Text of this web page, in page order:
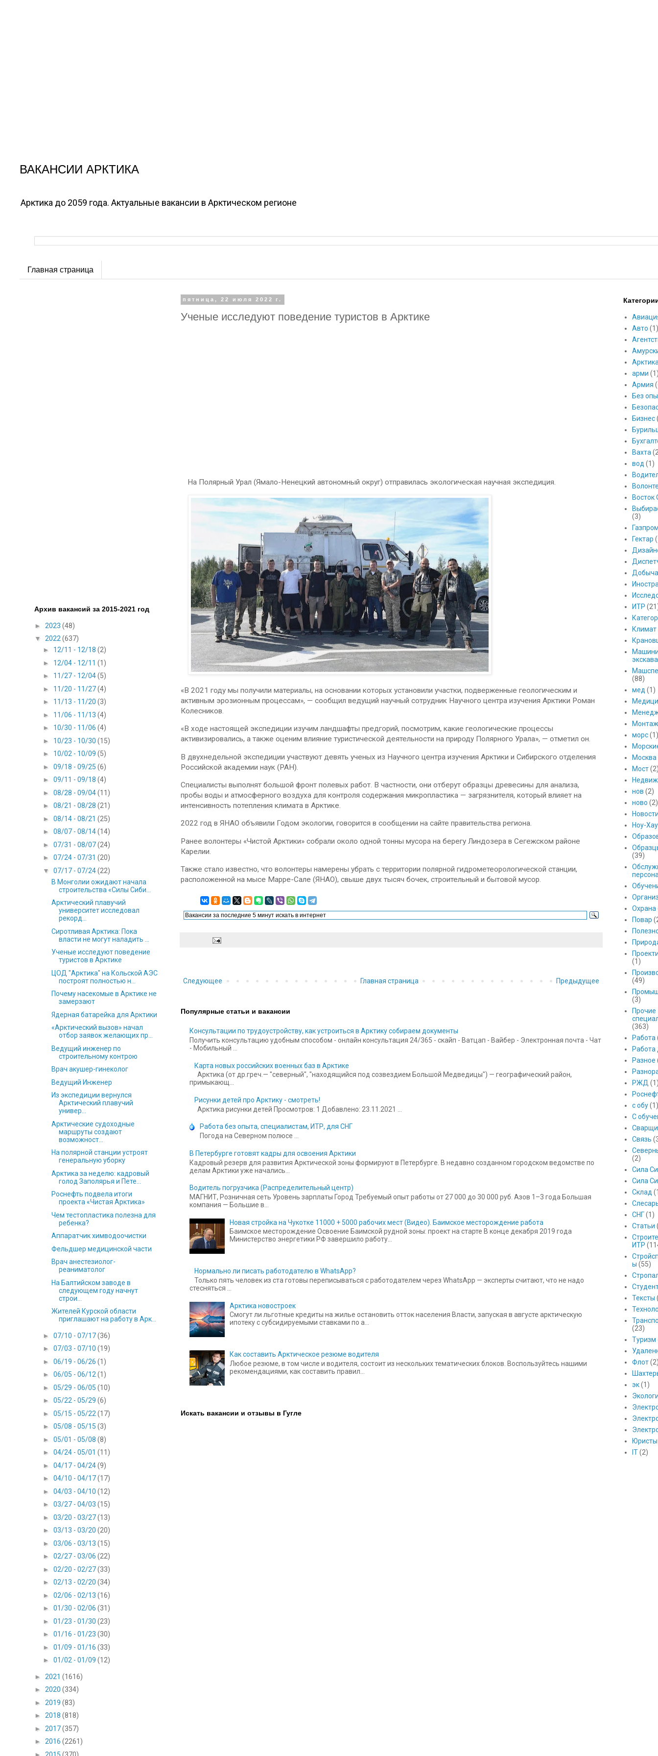
ВАКАНСИИ АРКТИКА
Арктика до 2059 года. Актуальные вакансии в Арктическом регионе
Главная страница
пятница, 22 июля 2022 г.
Ученые исследуют поведение туристов в Арктике
На Полярный Урал (Ямало-Ненецкий автономный округ) отправилась экологическая научная экспедиция.
«В 2021 году мы получили материалы, на основании которых установили участки, подверженные геологическим и
активным эрозионным процессам», — сообщил ведущий научный сотрудник Научного центра изучения Арктики Роман
Колесников.
«В ходе настоящей экспедиции изучим ландшафты предгорий, посмотрим, какие геологические процессы
активизировались, а также оценим влияние туристической деятельности на природу Полярного Урала», — отметил он.
В двухнедельной экспедиции участвуют девять ученых из Научного центра изучения Арктики и Сибирского отделения
Российской академии наук (РАН).
Специалисты выполнят большой фронт полевых работ. В частности, они отберут образцы древесины для анализа,
пробы воды и атмосферного воздуха для контроля содержания микропластика — загрязнителя, который влияет на
интенсивность потепления климата в Арктике.
2022 год в ЯНАО объявили Годом экологии, говорится в сообщении на сайте правительства региона.
Ранее волонтеры «Чистой Арктики» собрали около одной тонны мусора на берегу Линдозера в Сегежском районе
Карелии.
Также стало известно, что волонтеры намерены убрать с территории полярной гидрометеорологической станции,
расположенной на мысе Марре-Сале (ЯНАО), свыше двух тысяч бочек, строительный и бытовой мусор.
Следующее Предыдущее
Главная страница
Популярные статьи и вакансии
Консультации по трудоустройству, как устроиться в Арктику собираем документы
Получить консультацию удобным способом - онлайн консультация 24/365 - скайп - Ватцап - Вайбер - Электронная почта - Чат
- Мобильный ...
Карта новых российских военных баз в Арктике
Арктика (от др.греч.— "северный", "находящийся под созвездием Большой Медведицы") — географический район,
примыкающ...
Рисунки детей про Арктику - смотреть!
Арктика рисунки детей Просмотров: 1 Добавлено: 23.11.2021 ...
Работа без опыта, специалистам, ИТР, для СНГ
Погода на Северном полюсе ...
В Петербурге готовят кадры для освоения Арктики
Кадровый резерв для развития Арктической зоны формируют в Петербурге. В недавно созданном городском ведомстве по
делам Арктики уже начались...
Водитель погрузчика (Распределительный центр)
МАГНИТ, Розничная сеть Уровень зарплаты Город Требуемый опыт работы от 27 000 до 30 000 руб. Азов 1–3 года Большая
компания — Большие в...
Новая стройка на Чукотке 11000 + 5000 рабочих мест (Видео). Баимское месторождение работа
Баимское месторождение Освоение Баимской рудной зоны: проект на старте В конце декабря 2019 года
Министерство энергетики РФ завершило работу...
Нормально ли писать работодателю в WhatsApp?
Только пять человек из ста готовы переписываться с работодателем через WhatsApp — эксперты считают, что не надо
стесняться ...
Арктика новостроек
Смогут ли льготные кредиты на жилье остановить отток населения Власти, запуская в августе арктическую
ипотеку с субсидируемыми ставками по а...
Как составить Арктическое резюме водителя
Любое резюме, в том числе и водителя, состоит из нескольких тематических блоков. Воспользуйтесь нашими
рекомендациями, как составить правил...
Искать вакансии и отзывы в Гугле
Архив вакансий за 2015-2021 год
► 2023 (48)
▼ 2022 (637)
► 12/11 - 12/18 (2)
► 12/04 - 12/11 (1)
► 11/27 - 12/04(5)
► 11/20 - 11/27(4)
► 11/13 - 11/20 (3)
► 11/06 - 11/13 (4)
► 10/30 - 11/06 (4)
► 10/23 - 10/30 (15)
► 10/02 - 10/09 (5)
► 09/18 - 09/25 (6)
► 09/11 - 09/18 (4)
► 08/28 - 09/04(11)
► 08/21 - 08/28 (21)
► 08/14 - 08/21 (25)
► 08/07 - 08/14(14)
► 07/31 - 08/07(24)
► 07/24 - 07/31 (20)
▼ 07/17 - 07/24(22)
В Монголии ожидают начала
строительства «Силы Сиби...
Арктический плавучий
университет исследовал
рекорд...
Сиротливая Арктика: Пока
власти не могут наладить ...
Ученые исследуют поведение
туристов в Арктике
ЦОД "Арктика" на Кольской АЭС
построят полностью н...
Почему насекомые в Арктике не
замерзают
Ядерная батарейка для Арктики
«Арктический вызов» начал
отбор заявок желающих пр...
Ведущий инженер по
строительному контрою
Врач акушер-гинеколог
Ведущий Инженер
Из экспедиции вернулся
Арктический плавучий
универ...
Арктические судоходные
маршруты создают
возможност...
На полярной станции устроят
генеральную уборку
Арктика за неделю: кадровый
голод Заполярья и Пете...
Роснефть подвела итоги
проекта «Чистая Арктика»
Чем тестопластика полезна для
ребенка?
Аппаратчик химводоочистки
Фельдшер медицинской части
Врач анестезиолог-
реаниматолог
На Балтийском заводе в
следующем году начнут
строи...
Жителей Курской области
приглашают на работу в Арк...
► 07/10 - 07/17(36)
► 07/03 - 07/10 (19)
► 06/19 - 06/26 (1)
► 06/05 - 06/12 (1)
► 05/29 - 06/05 (10)
► 05/22 - 05/29 (6)
► 05/15 - 05/22 (17)
► 05/08 - 05/15 (3)
► 05/01 - 05/08 (8)
► 04/24 - 05/01 (11)
► 04/17 - 04/24(9)
► 04/10 - 04/17(17)
► 04/03 - 04/10 (12)
► 03/27 - 04/03 (15)
► 03/20 - 03/27(13)
► 03/13 - 03/20 (20)
► 03/06 - 03/13 (15)
► 02/27 - 03/06 (22)
► 02/20 - 02/27(33)
► 02/13 - 02/20 (34)
► 02/06 - 02/13 (16)
► 01/30 - 02/06 (31)
► 01/23 - 01/30 (23)
► 01/16 - 01/23 (30)
► 01/09 - 01/16 (33)
► 01/02 - 01/09 (12)
► 2021 (1616)
► 2020 (334)
► 2019 (83)
► 2018 (818)
► 2017(357)
► 2016 (2261)
► 2015 (370)
Авто (1)
арми
Армия
Без
Бизнес
Вахта
вод (1)
Восток
(3)
Гектар
Добыча
ИТР
Климат
(88)
мед (1)
морс (1)
Москва
Мост
нов (2)
ново (2)
Ноу-Хау
(39)
Охрана
Повар
(1)
(49)
(3)
Прочие
(363)
Работа
Работа
Разное
РЖД
с обу (1)
С
Связь
(2)
Сила
Сила
Склад
СНГ (1)
Статьи
ИТР
ы (55)
Тексты
(23)
Туризм
Флот
эк (1)
Юристы
IT (2)